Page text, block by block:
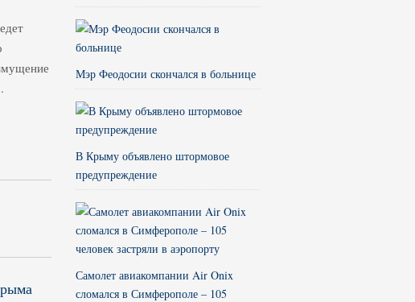
Мэр Феодосии скончался в больнице
В Крыму объявлено штормовое
предупреждение
Самолет авиакомпании Air Onix
сломался в Симферополе – 105